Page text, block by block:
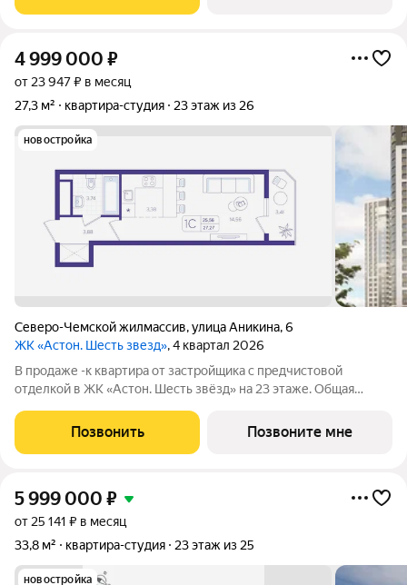
консьержем и мягкой зоной ожидания.
4 999 000 ₽
от 23 947 ₽ в месяц
27,3 м²
квартира-студия 23 этаж из 26
новостройка
Северо-Чемской жилмассив,улица Аникина,6
ЖК «Астон. Шесть звезд», 4 квартал 2026
В продаже -к квартира от застройщика с предчистовой
отделкой в ЖК «Астон. Шесть звёзд» на 23 этаже. Общая
2.95 м (зависит от секции). «Астон. Шесть звёзд» современный
комплекс из шести
Позвонить Позвоните мне
5 999 000 ₽
от 25 141 ₽ в месяц
33,8 м²
квартира-студия 23 этаж из 25
новостройка